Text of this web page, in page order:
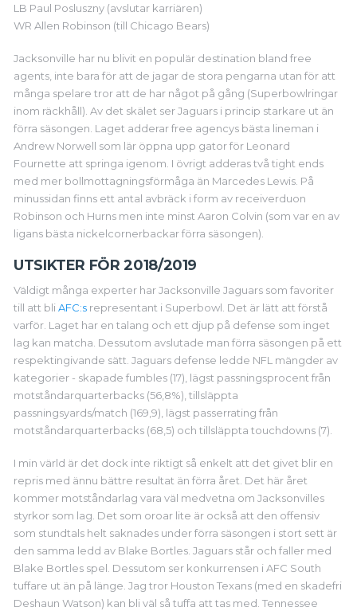
LB Paul Posluszny (avslutar karriären)
WR Allen Robinson (till Chicago Bears)
Jacksonville har nu blivit en populär destination bland free
agents, inte bara för att de jagar de stora pengarna utan för att
många spelare tror att de har något på gång (Superbowlringar
inom räckhåll). Av det skälet ser Jaguars i princip starkare ut än
förra säsongen. Laget adderar free agencys bästa lineman i
Andrew Norwell som lär öppna upp gator för Leonard
Fournette att springa igenom. I övrigt adderas två tight ends
med mer bollmottagningsförmåga än Marcedes Lewis. På
minussidan finns ett antal avbräck i form av receiverduon
Robinson och Hurns men inte minst Aaron Colvin (som var en av
ligans bästa nickelcornerbackar förra säsongen).
UTSIKTER FÖR 2018/2019
Väldigt många experter har Jacksonville Jaguars som favoriter
till att bli AFC:s representant i Superbowl. Det är lätt att förstå
varför. Laget har en talang och ett djup på defense som inget
lag kan matcha. Dessutom avslutade man förra säsongen på ett
respektingivande sätt. Jaguars defense ledde NFL mängder av
kategorier - skapade fumbles (17), lägst passningsprocent från
motståndarquarterbacks (56,8%), tillsläppta
passningsyards/match (169,9), lägst passerrating från
motståndarquarterbacks (68,5) och tillsläppta touchdowns (7).
I min värld är det dock inte riktigt så enkelt att det givet blir en
repris med ännu bättre resultat än förra året. Det här året
kommer motståndarlag vara väl medvetna om Jacksonvilles
styrkor som lag. Det som oroar lite är också att den offensiv
som stundtals helt saknades under förra säsongen i stort sett är
den samma ledd av Blake Bortles. Jaguars står och faller med
Blake Bortles spel. Dessutom ser konkurrensen i AFC South
tuffare ut än på länge. Jag tror Houston Texans (med en skadefri
Deshaun Watson) kan bli väl så tuffa att tas med. Tennessee